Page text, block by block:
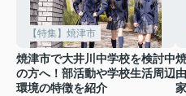
【特集】焼津市
焼津市で大井川中学校を検討中
の方へ！部活動や学校生活周辺
環境の特徴を紹介